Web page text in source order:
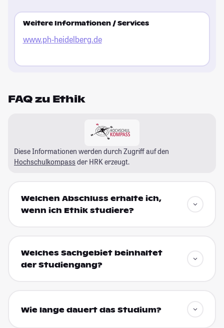
Weitere Informationen / Services
www.ph-heidelberg.de
FAQ zu Ethik
Diese Informationen werden durch Zugriff auf den
Hochschulkompass der HRK erzeugt.
Welchen Abschluss erhalte ich,
wenn ich Ethik studiere?
Welches Sachgebiet beinhaltet
der Studiengang?
Wie lange dauert das Studium?